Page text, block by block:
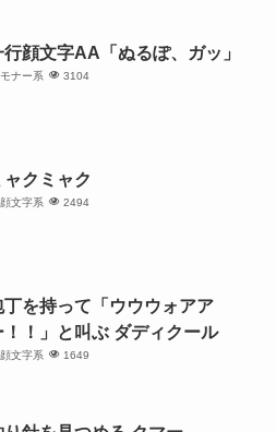
行顔文字AA「ぬるぽ、ガッ」
モナー系 3104
ャクミャク
顔文字系 2494
丁を持って「ウウウォアア
！！」と叫ぶ ダディクール
顔文字系 1649